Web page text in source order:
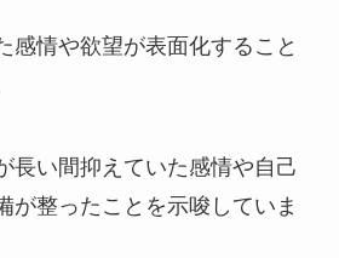
感情や欲望が表面化すること
長い間抑えていた感情や自己
が整ったことを示唆していま